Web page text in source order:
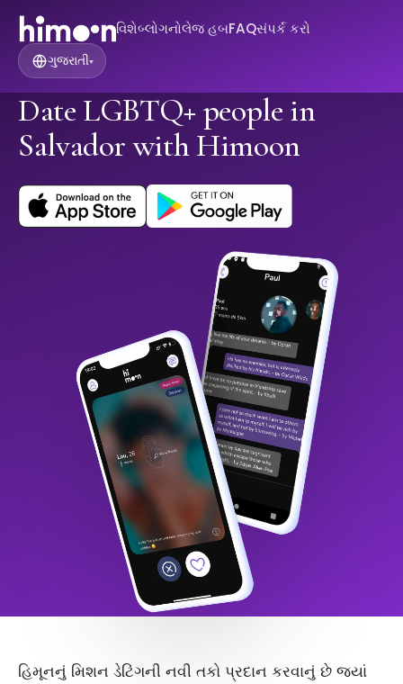
વિશેબ્લોગનોલેજ હબFAQસંપર્ક કરો
ગુજરાતી▾
Date LGBTQ+ people in
Salvador with Himoon
હિમૂનનું મિશન ડેટિંગની નવી તકો પ્રદાન કરવાનું છે જ્યાં